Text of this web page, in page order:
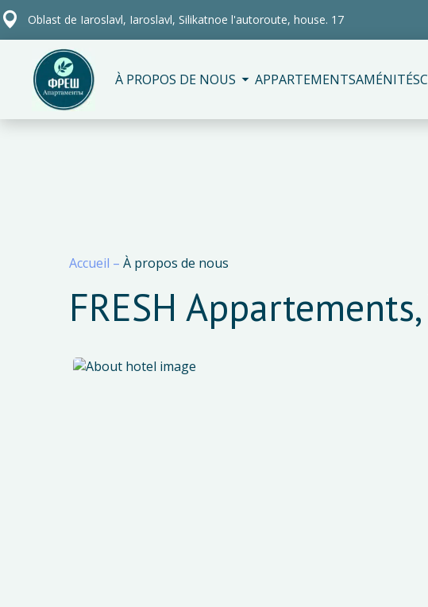
Oblast de Iaroslavl, Iaroslavl, Silikatnoe l'autoroute, house. 17
À PROPOS DE NOUS APPARTEMENTSAMÉNITÉS
Accueil – À propos de nous
FRESH